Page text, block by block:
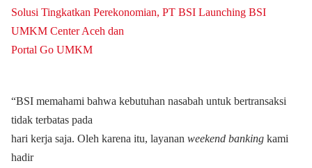
Solusi Tingkatkan Perekonomian, PT BSI Launching BSI
UMKM Center Aceh dan
Portal Go UMKM
“BSI memahami bahwa kebutuhan nasabah untuk bertransaksi
tidak terbatas pada
hari kerja saja. Oleh karena itu, layanan weekend banking kami
hadir